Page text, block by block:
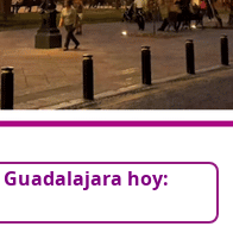
hoy: